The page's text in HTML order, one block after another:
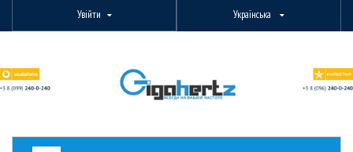
Увійти Українська